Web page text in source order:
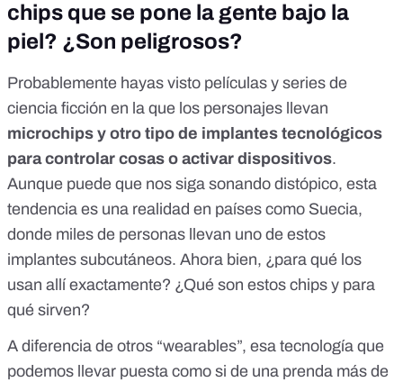
chips que se pone la gente bajo la
piel? ¿Son peligrosos?
Probablemente hayas visto películas y series de
ciencia ficción en la que los personajes llevan
microchips y otro tipo de implantes tecnológicos
para controlar cosas o activar dispositivos.
Aunque puede que nos siga sonando distópico, esta
tendencia es una realidad en países como Suecia,
donde miles de personas llevan uno de estos
implantes subcutáneos. Ahora bien, ¿para qué los
usan allí exactamente? ¿Qué son estos chips y para
qué sirven?
A diferencia de otros “wearables”, esa tecnología que
podemos llevar puesta como si de una prenda más de